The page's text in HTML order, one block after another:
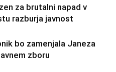
za brutalni napad v
razburja javnost
bo zamenjala Janeza
zboru